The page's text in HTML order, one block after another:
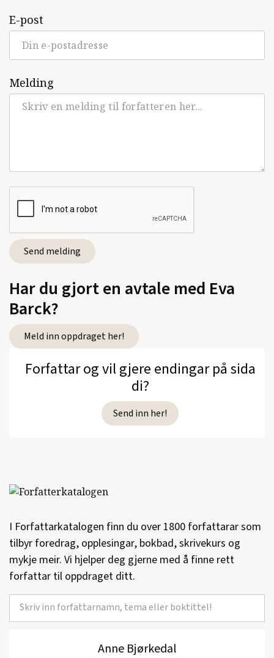
E-post
Melding
Har du gjort en avtale med Eva
Barck?
Meld inn oppdraget her!
Forfattar og vil gjere endingar på sida
di?
Send inn her!
I Forfattarkatalogen finn du over 1800 forfattarar som
tilbyr foredrag, opplesingar, bokbad, skrivekurs og
mykje meir. Vi hjelper deg gjerne med å finne rett
forfattar til oppdraget ditt.
Anne Bjørkedal